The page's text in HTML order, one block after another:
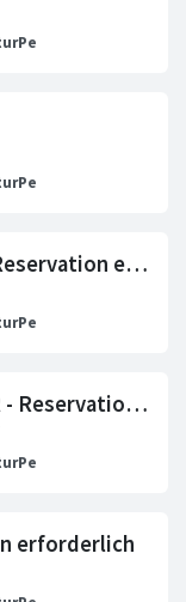
TRUMMER&VALESKA - Reservation erforderlich
MANUEL STAHLBERGER - Reservation erforderlich
erforderlich